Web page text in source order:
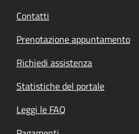
Contatti
Prenotazione appuntamento
Richiedi assistenza
Statistiche del portale
Leggi le FAQ